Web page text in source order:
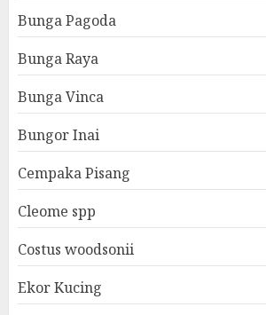
Bunga Pagoda
Bunga Raya
Bunga Vinca
Bungor Inai
Cempaka Pisang
Cleome spp
Costus woodsonii
Ekor Kucing